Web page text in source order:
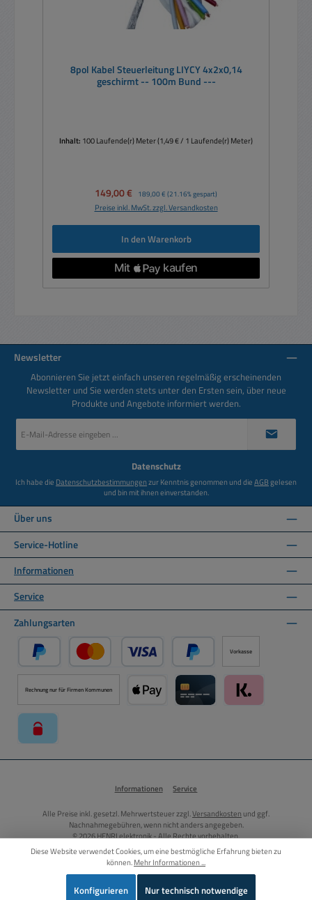
8pol Kabel Steuerleitung LIYCY 4x2x0,14
geschirmt -- 100m Bund ---
Inhalt: 100 Laufende(r) Meter(1,49 € / 1 Laufende(r) Meter)
Verkaufspreis:
149,00 € Regulärer Preis:
189,00 € (21.16% gespart)
Preise inkl. MwSt. zzgl. Versandkosten
In den Warenkorb
Newsletter
Abonnieren Sie jetzt einfach unseren regelmäßig erscheinenden
Newsletter und Sie werden stets unter den Ersten sein, über neue
Produkte und Angebote informiert werden.
Mail-
Adresse
Datenschutz
Ich habe die Datenschutzbestimmungenzur Kenntnis genommen und dieAGBgelesen
und bin mit ihnen einverstanden.
Über uns
Service-Hotline
Informationen
Service
Zahlungsarten
PayPal Kredit- oder Debitkarte über PayPal
Später Bezahlen über PayPal
Vorkasse
Rechnung nur für Firmen Kommunen
Informationen Service
Alle Preise inkl. gesetzl. Mehrwertsteuer zzgl.Versandkosten und ggf.
Nachnahmegebühren, wenn nicht anders angegeben.
© 2026 HENRI elektronik - Alle Rechte vorbehalten.
Vertrag widerrufen
Diese Website verwendet Cookies, um eine bestmögliche Erfahrung bieten zu
können.Mehr Informationen ...
Nur technisch notwendige
Konfigurieren